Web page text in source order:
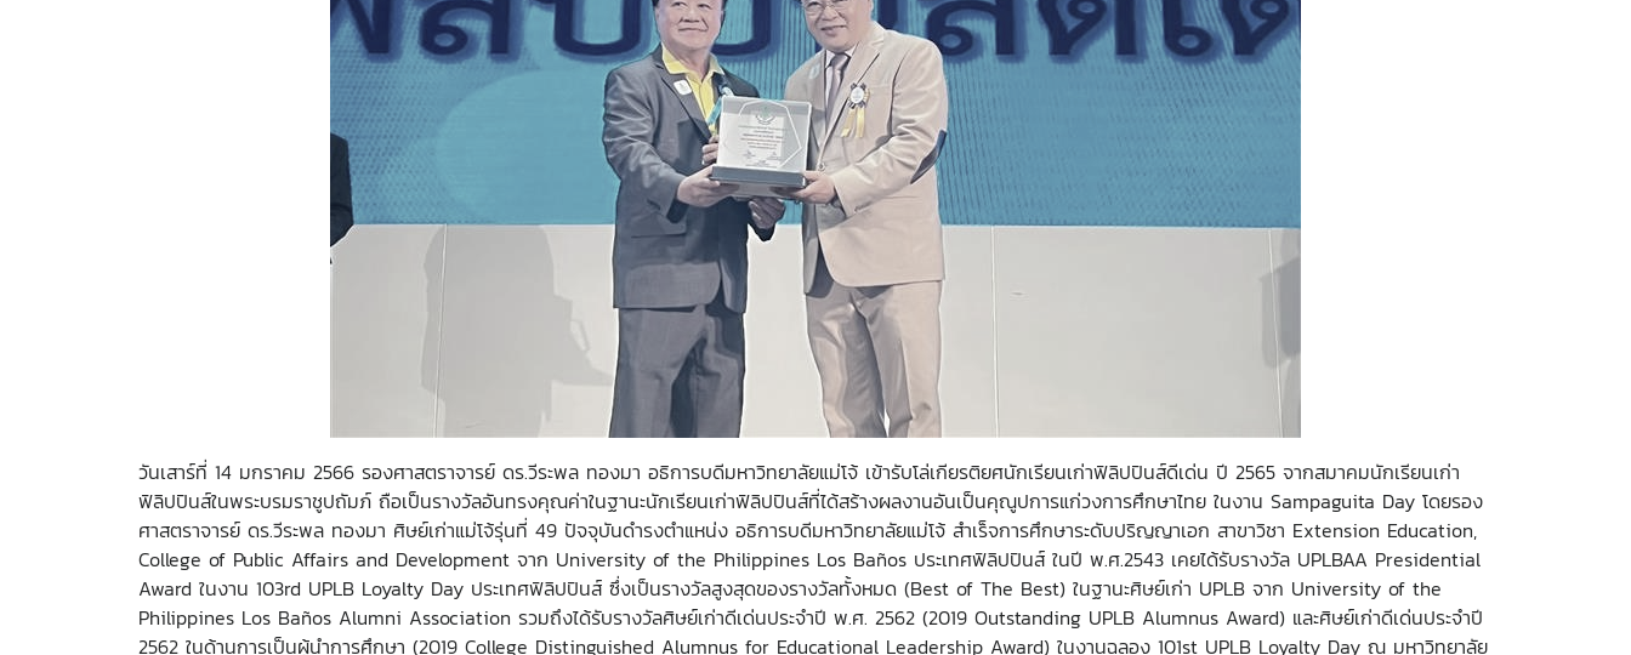
วันเสาร์ที่ 14 มกราคม 2566 รองศาสตราจารย์ ดร.วีระพล ทองมา อธิการบดีมหาวิทยาลัยแม่โจ้ เข้ารับโล่เกียรติยศนักเรียนเก่าฟิลิปปินส์ดีเด่น ปี 2565 จากสมาคมนักเรียนเก่า
ฟิลิปปินส์ในพระบรมราชูปถัมภ์ ถือเป็นรางวัลอันทรงคุณค่าในฐานะนักเรียนเก่าฟิลิปปินส์ที่ได้สร้างผลงานอันเป็นคุณูปการแก่วงการศึกษาไทย ในงาน Sampaguita Day โดยรอง
ศาสตราจารย์ ดร.วีระพล ทองมา ศิษย์เก่าแม่โจ้รุ่นที่ 49 ปัจจุบันดำรงตำแหน่ง อธิการบดีมหาวิทยาลัยแม่โจ้ สำเร็จการศึกษาระดับปริญญาเอก สาขาวิชา Extension Education,
College of Public Affairs and Development จาก University of the Philippines Los Baños ประเทศฟิลิปปินส์ ในปี พ.ศ.2543 เคยได้รับรางวัล UPLBAA Presidential
Award ในงาน 103rd UPLB Loyalty Day ประเทศฟิลิปปินส์ ซึ่งเป็นรางวัลสูงสุดของรางวัลทั้งหมด (Best of The Best) ในฐานะศิษย์เก่า UPLB จาก University of the
Philippines Los Baños Alumni Association รวมถึงได้รับรางวัลศิษย์เก่าดีเด่นประจำปี พ.ศ. 2562 (2019 Outstanding UPLB Alumnus Award) และศิษย์เก่าดีเด่นประจำปี
2562 ในด้านการเป็นผู้นำการศึกษา (2019 College Distinguished Alumnus for Educational Leadership Award) ในงานฉลอง 101st UPLB Loyalty Day ณ มหาวิทยาลัย